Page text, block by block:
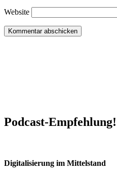
Website
Podcast-Empfehlung!
Digitalisierung im Mittelstand